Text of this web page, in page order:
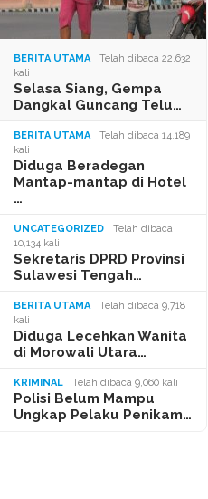
BERITA UTAMA
Telah dibaca 22,632
kali
Selasa Siang, Gempa
Dangkal Guncang Telu…
BERITA UTAMA
Telah dibaca 14,189
kali
Diduga Beradegan
Mantap-mantap di Hotel
…
UNCATEGORIZED
Telah dibaca
10,134 kali
Sekretaris DPRD Provinsi
Sulawesi Tengah…
BERITA UTAMA
Telah dibaca 9,718
kali
Diduga Lecehkan Wanita
di Morowali Utara…
KRIMINAL Telah dibaca 9,060 kali
Polisi Belum Mampu
Ungkap Pelaku Penikam…